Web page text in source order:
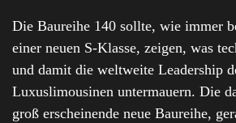
Die Baureihe 140 sollte, wie immer
einer neuen S-Klasse, zeigen, was
und damit die weltweite Leadership
Luxuslimousinen untermauern. Die
groß erscheinende neue Baureihe,